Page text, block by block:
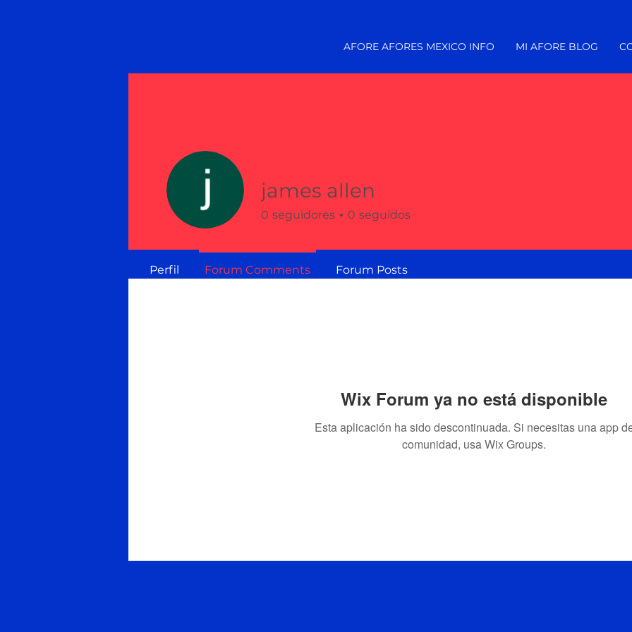
AFORE AFORES MEXICO INFO MI AFORE BLOG
Wix Forum ya no está disponible
Esta aplicación ha sido descontinuada. Si necesitas una app
comunidad, usa Wix Groups.
james allen
0 seguidores 0 seguidos
Perfil Forum Comments Forum Posts